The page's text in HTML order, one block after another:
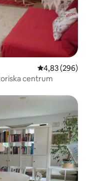
4,83 av 5 i
4,83 (296)
centrum